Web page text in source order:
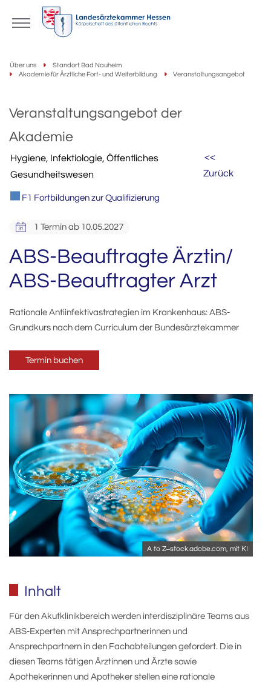
Über uns
Standort Bad Nauheim
Akademie für Ärztliche Fort- und Weiterbildung
Veranstaltungsangebot
Veranstaltungsangebot der
Akademie
Hygiene, Infektiologie, Öffentliches
Gesundheitswesen
<<
Zurück
F1 Fortbildungen zur Qualifizierung
1 Termin ab 10.05.2027
ABS-Beauftragte Ärztin/
ABS-Beauftragter Arzt
Rationale Antiinfektivastrategien im Krankenhaus: ABS-
Grundkurs nach dem Curriculum der Bundesärztekammer
Termin buchen
A to Z ̶ stock.adobe.com, mit KI
Inhalt
Für den Akutklinikbereich werden interdisziplinäre Teams aus
ABS-Experten mit Ansprechpartnerinnen und
Ansprechpartnern in den Fachabteilungen gefordert. Die in
diesen Teams tätigen Ärztinnen und Ärzte sowie
Apothekerinnen und Apotheker stellen eine rationale